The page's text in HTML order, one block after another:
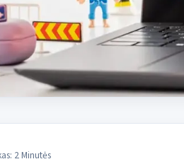
2 Minutės